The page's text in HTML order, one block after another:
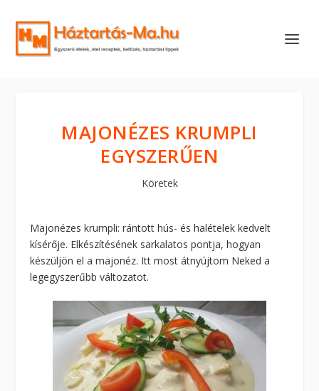
MAJONÉZES KRUMPLI
EGYSZERŰEN
Köretek
Majonézes krumpli: rántott hús- és halételek kedvelt
kísérője. Elkészítésének sarkalatos pontja, hogyan
készüljön el a majonéz. Itt most átnyújtom Neked a
legegyszerűbb változatot.